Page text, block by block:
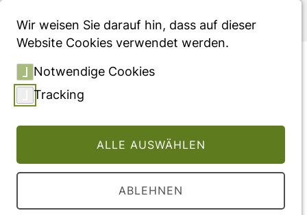
Menü
Reference tables with
centiles of limb to body
height ratios of healthy
human adults for assessing
potential thalidomide
embryopathy
Wir weisen Sie darauf hin, dass auf dieser
Website Cookies verwendet werden.
Notwendige Cookies
Tracking
ALLE AUSWÄHLEN
ABLEHNEN